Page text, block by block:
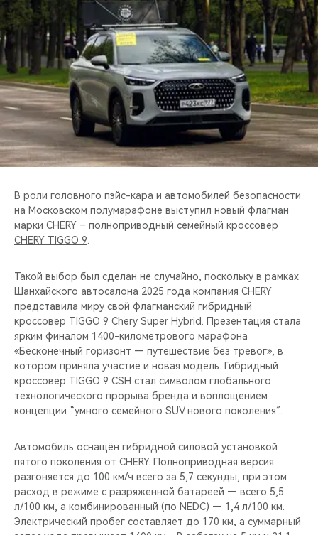
В роли головного пэйс-кара и автомобилей безопасности
на Московском полумарафоне выступил новый флагман
марки CHERY – полноприводный семейный кроссовер
CHERY TIGGO 9.
Такой выбор был сделан не случайно, поскольку в рамках
Шанхайского автосалона 2025 года компания CHERY
представила миру свой флагманский гибридный
кроссовер TIGGO 9 Chery Super Hybrid. Презентация стала
ярким финалом 1400-километрового марафона
«Бесконечный горизонт — путешествие без тревог», в
котором приняла участие и новая модель. Гибридный
кроссовер TIGGO 9 CSH стал символом глобального
технологического прорыва бренда и воплощением
концепции “умного семейного SUV нового поколения”.
Автомобиль оснащён гибридной силовой установкой
пятого поколения от CHERY. Полноприводная версия
разгоняется до 100 км/ч всего за 5,7 секунды, при этом
расход в режиме с разряженной батареей — всего 5,5
л/100 км, а комбинированный (по NEDC) — 1,4 л/100 км.
Электрический пробег составляет до 170 км, а суммарный